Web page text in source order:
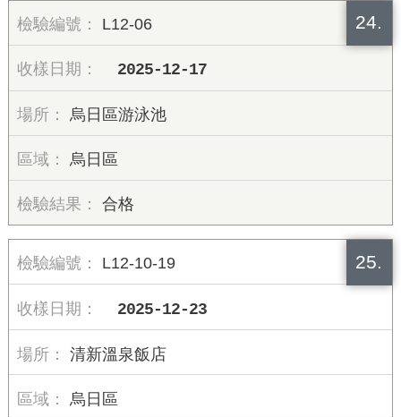
24.
L12-06
2025-12-17
烏日區游泳池
烏日區
合格
25.
L12-10-19
2025-12-23
清新溫泉飯店
烏日區